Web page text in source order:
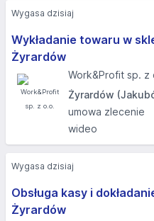
Wykładanie towaru w
Żyrardów
Work&Profit sp. z
Żyrardów
umowa zlecenie
wideo
Wygasa dzisiaj
Obsługa kasy i
Żyrardów
Wygasa dzisiaj